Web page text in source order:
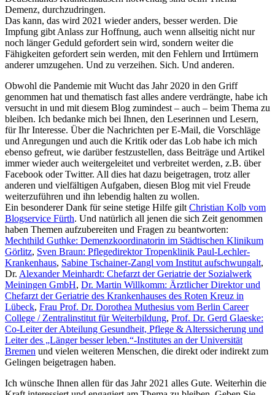
Demenz, durchzudringen.
Das kann, das wird 2021 wieder anders, besser werden. Die
Impfung gibt Anlass zur Hoffnung, auch wenn allseitig nicht nur
noch länger Geduld gefordert sein wird, sondern weiter die
Fähigkeiten gefordert sein werden, mit den Fehlern und Irrtümern
anderer umzugehen. Und zu verzeihen. Sich. Und anderen.
Obwohl die Pandemie mit Wucht das Jahr 2020 in den Griff
genommen hat und thematisch fast alles andere verdrängte, habe ich
versucht in und mit diesem Blog zumindest – auch – beim Thema zu
bleiben. Ich bedanke mich bei Ihnen, den Leserinnen und Lesern,
für Ihr Interesse. Über die Nachrichten per E-Mail, die Vorschläge
und Anregungen und auch die Kritik oder das Lob habe ich mich
ebenso gefreut, wie darüber festzustellen, dass Beiträge und Artikel
immer wieder auch weitergeleitet und verbreitet werden, z.B. über
Facebook oder Twitter. All dies hat dazu beigetragen, trotz aller
anderen und vielfältigen Aufgaben, diesen Blog mit viel Freude
weiterzuführen und ihn lebendig halten zu wollen.
Ein besonderer Dank für seine stetige Hilfe gilt Christian Kolb vom
Blogservice Fürth. Und natürlich all jenen die sich Zeit genommen
haben Themen aufzubereiten und Fragen zu beantworten:
Mechthild Guthke: Demenzkoordinatorin im Städtischen Klinikum
Görlitz, Sven Braun: Pflegedirektor Tropenklinik Paul-Lechler-
Krankenhaus, Sabine Tschainer-Zangl vom Institut aufschwungalt,
Dr. Alexander Meinhardt: Chefarzt der Geriatrie der Sozialwerk
Meiningen GmbH, Dr. Martin Willkomm: Ärztlicher Direktor und
Chefarzt der Geriatrie des Krankenhauses des Roten Kreuz in
Lübeck, Frau Prof. Dr. Dorothea Muthesius vom Berlin Career
College / Zentralinstitut für Weiterbildung, Prof. Dr. Gerd Glaeske:
Co-Leiter der Abteilung Gesundheit, Pflege & Alterssicherung und
Leiter des „Länger besser leben.“-Institutes an der Universität
Bremen und vielen weiteren Menschen, die direkt oder indirekt zum
Gelingen beigetragen haben.
Ich wünsche Ihnen allen für das Jahr 2021 alles Gute. Weiterhin die